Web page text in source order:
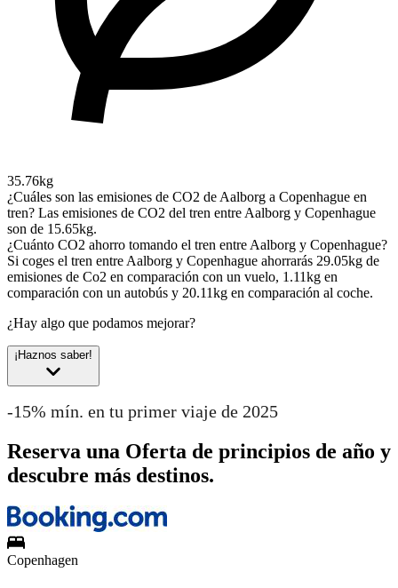
35.76kg
¿Cuáles son las emisiones de CO2 de Aalborg a Copenhague en
tren? Las emisiones de CO2 del tren entre Aalborg y Copenhague
son de 15.65kg.
¿Cuánto CO2 ahorro tomando el tren entre Aalborg y Copenhague?
Si coges el tren entre Aalborg y Copenhague ahorrarás 29.05kg de
emisiones de Co2 en comparación con un vuelo, 1.11kg en
comparación con un autobús y 20.11kg en comparación al coche.
¿Hay algo que podamos mejorar?
¡Haznos saber!
-15% mín. en tu primer viaje de 2025
Reserva una Oferta de principios de año y
descubre más destinos.
Copenhagen